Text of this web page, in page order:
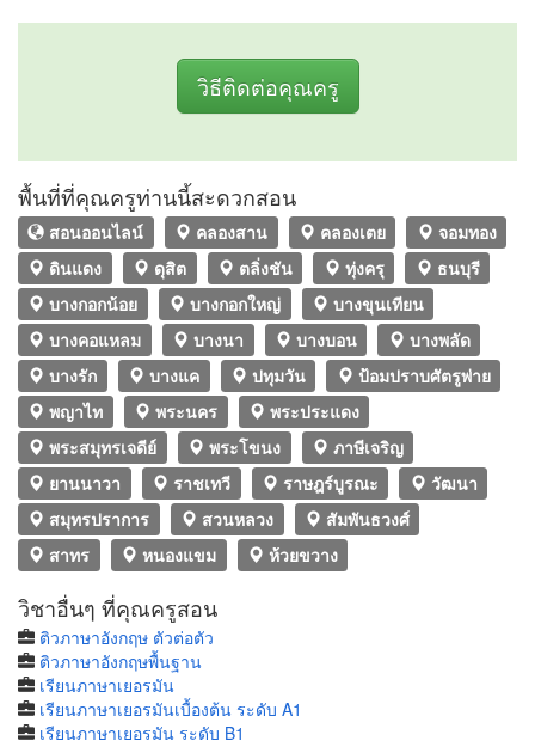
วิธีติดต่อคุณครู
พื้นที่ที่คุณครูท่านนี้สะดวกสอน
สอนออนไลน์ คลองสาน คลองเตย
จอมทอง
ดินแดง
ดุสิต ตลิ่งชัน ทุ่งครุ
ธนบุรี
บางกอกน้อย
บางกอกใหญ่
บางขุนเทียน
บางคอแหลม
บางนา บางบอน
บางพลัด
บางรัก
บางแค ปทุมวัน
ป้อมปราบศัตรูพ่าย
พญาไท
พระนคร
พระประแดง
พระสมุทรเจดีย์
พระโขนง
ภาษีเจริญ
ยานนาวา
ราชเทวี ราษฎร์บูรณะ
วัฒนา
สมุทรปราการ
สวนหลวง
สัมพันธวงศ์
สาทร
หนองแขม ห้วยขวาง
วิชาอื่นๆ ที่คุณครูสอน
ติวภาษาอังกฤษ ตัวต่อตัว
ติวภาษาอังกฤษพื้นฐาน
เรียนภาษาเยอรมัน
เรียนภาษาเยอรมันเบื้องต้น ระดับ A1
เรียนภาษาเยอรมัน ระดับ B1